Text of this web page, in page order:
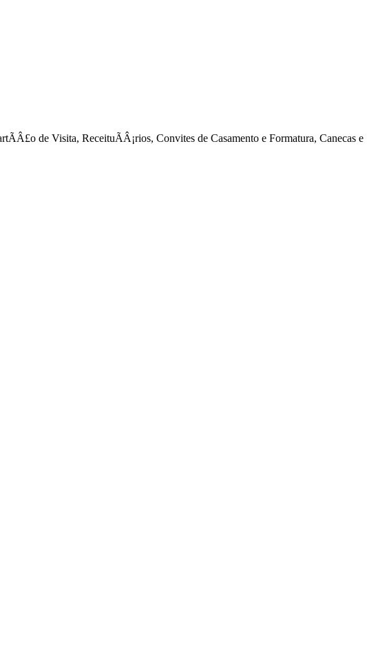
de Visita, ReceituÃÂ¡rios, Convites de Casamento e Formatura, Canecas e